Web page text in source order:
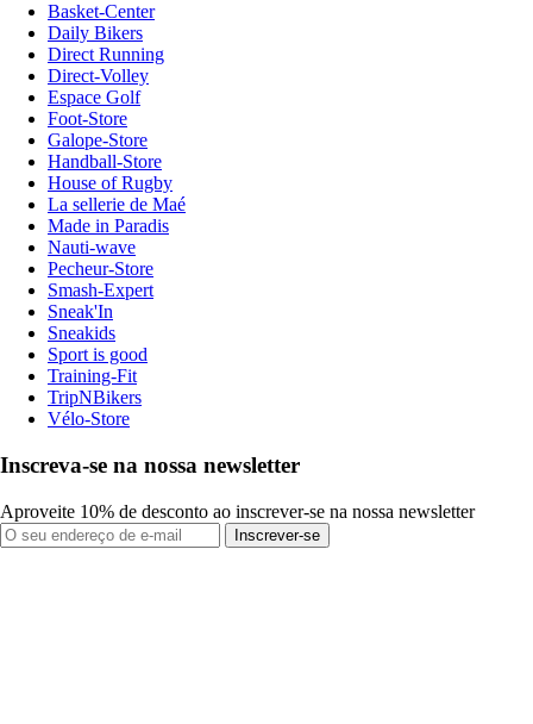
Basket-Center
Daily Bikers
Direct Running
Direct-Volley
Espace Golf
Foot-Store
Galope-Store
Handball-Store
House of Rugby
La sellerie de Maé
Made in Paradis
Nauti-wave
Pecheur-Store
Smash-Expert
Sneak'In
Sneakids
Sport is good
Training-Fit
TripNBikers
Vélo-Store
Inscreva-se na nossa newsletter
Aproveite 10% de desconto ao inscrever-se na nossa newsletter
Inscrever-se